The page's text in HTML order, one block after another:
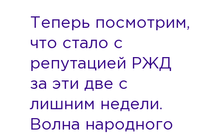
Теперь посмотрим,
что стало с
репутацией РЖД
за эти две с
лишним недели.
Волна народного